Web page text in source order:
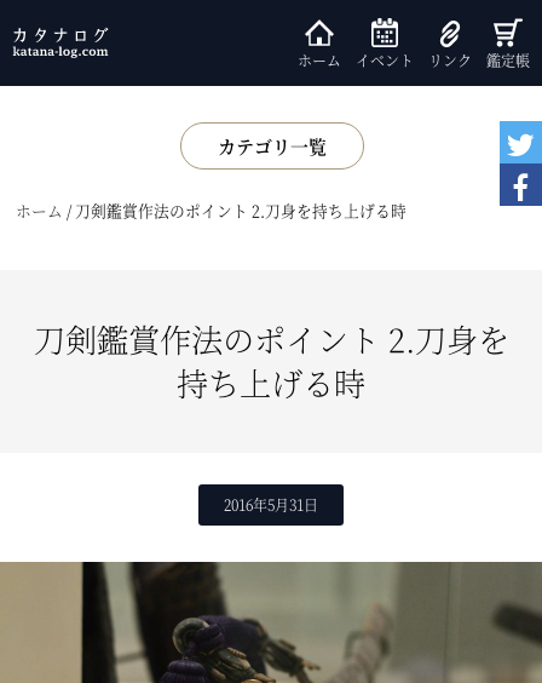
ホーム イベント リンク 鑑定帳
カテゴリ一覧
書籍
基礎知識
ホーム /刀剣鑑賞作法のポイント 2.刀身を持ち上げる時
刀剣鑑賞作法のポイント 2.刀身を
持ち上げる時
2016年5月31日